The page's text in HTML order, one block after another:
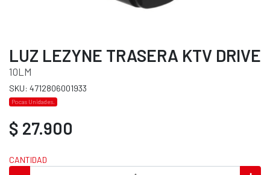
LUZ LEZYNE TRASERA KTV DRIVE
10LM
SKU: 4712806001933
Pocas Unidades.
$ 27.900
CANTIDAD